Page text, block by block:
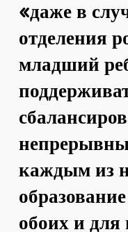
«даже в
отделения
младший
каждым из
обоих и